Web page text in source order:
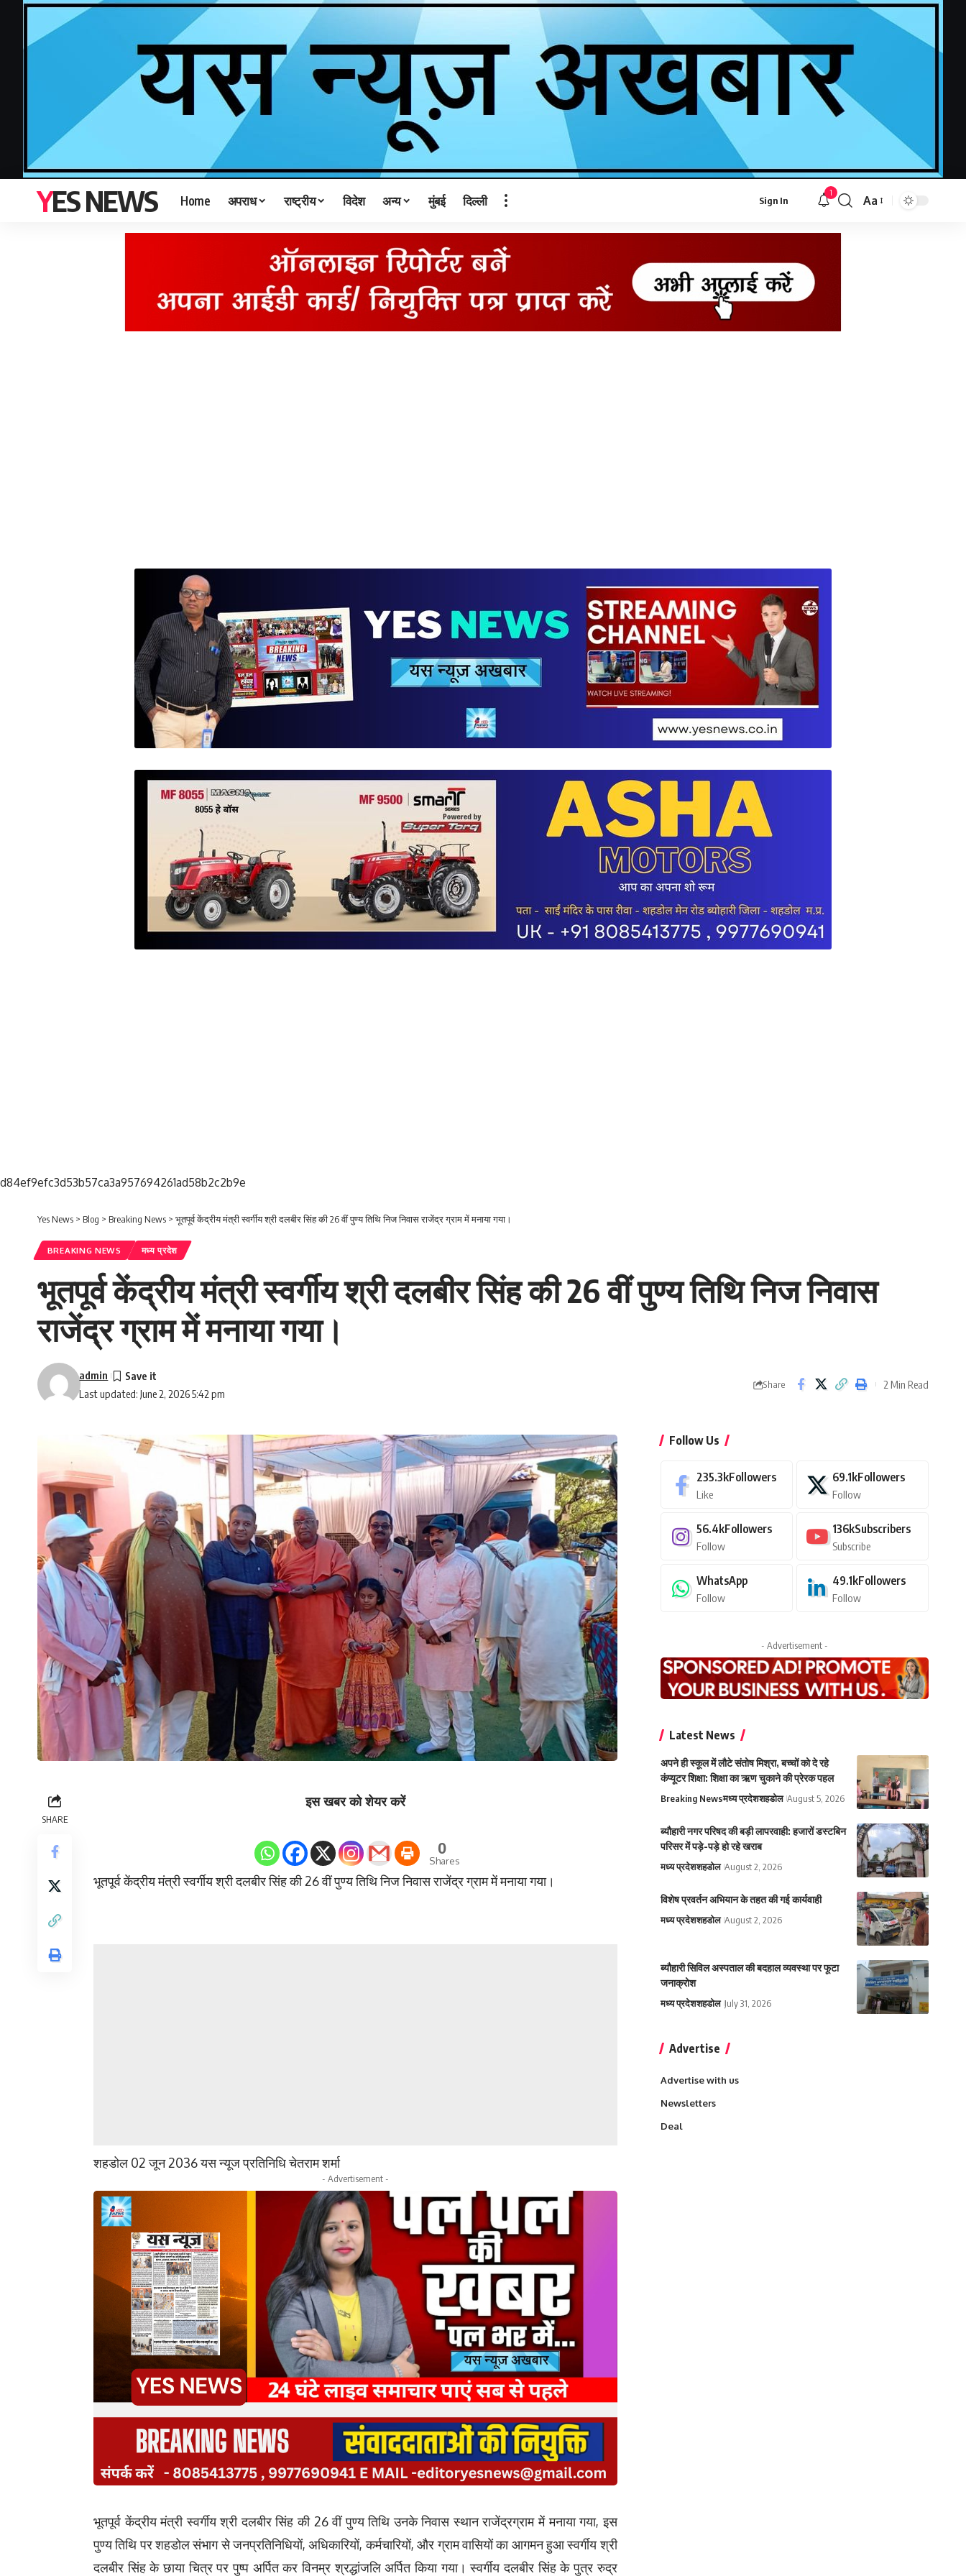
YES NEWS Home अपराध राष्ट्रीय विदेश अन्य मुंबई दिल्ली Sign In
1
Font
Aa
d84ef9efc3d53b57ca3a957694261ad58b2c2b9e
Yes News > Blog > Breaking News > भूतपूर्व केंद्रीय मंत्री स्वर्गीय श्री दलबीर सिंह की 26 वीं पुण्य तिथि निज निवास राजेंद्र ग्राम में मनाया गया।
BREAKING NEWS मध्य प्रदेश
भूतपूर्व केंद्रीय मंत्री स्वर्गीय श्री दलबीर सिंह की 26 वीं पुण्य तिथि निज निवास
राजेंद्र ग्राम में मनाया गया।
Last updated: June 2, 2026 5:42 pm
admin
Share 2 Min Read
SHARE
इस खबर को शेयर करें
0
Shares
भूतपूर्व केंद्रीय मंत्री स्वर्गीय श्री दलबीर सिंह की 26 वीं पुण्य तिथि निज निवास राजेंद्र ग्राम में मनाया गया।
शहडोल 02 जून 2036 यस न्यूज प्रतिनिधि चेतराम शर्मा
- Advertisement -
भूतपूर्व केंद्रीय मंत्री स्वर्गीय श्री दलबीर सिंह की 26 वीं पुण्य तिथि उनके निवास स्थान राजेंद्रग्राम में मनाया गया, इस
पुण्य तिथि पर शहडोल संभाग से जनप्रतिनिधियों, अधिकारियों, कर्मचारियों, और ग्राम वासियों का आगमन हुआ स्वर्गीय श्री
दलबीर सिंह के छाया चित्र पर पुष्प अर्पित कर विनम्र श्रद्धांजलि अर्पित किया गया। स्वर्गीय दलबीर सिंह के पुत्र रुद्र
Follow Us
235.3kFollowers
Like
69.1kFollowers
Follow
56.4kFollowers
Follow
136kSubscribers
Subscribe
WhatsApp
Follow
49.1kFollowers
Follow
- Advertisement -
Latest News
अपने ही स्कूल में लौटे संतोष मिश्रा, बच्चों को दे रहे
कंप्यूटर शिक्षा: शिक्षा का ऋण चुकाने की प्रेरक पहल
Breaking Newsमध्य प्रदेशशहडोल August 5, 2026
ब्यौहारी नगर परिषद की बड़ी लापरवाही: हजारों डस्टबिन
परिसर में पड़े-पड़े हो रहे खराब
मध्य प्रदेशशहडोल August 2, 2026
विशेष प्रवर्तन अभियान के तहत की गई कार्यवाही
मध्य प्रदेशशहडोल August 2, 2026
ब्यौहारी सिविल अस्पताल की बदहाल व्यवस्था पर फूटा
जनाक्रोश
मध्य प्रदेशशहडोल July 31, 2026
Advertise
Advertise with us
Newsletters
Deal